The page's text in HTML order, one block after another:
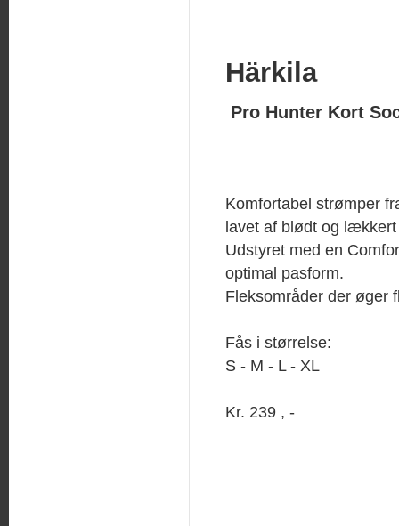
Härkila
Pro Hunter Kort
Komfortabel strømper
lavet af blødt og
Udstyret med en
optimal pasform.
Fleksområder der øger
Fås i størrelse:
S - M - L - XL
Kr. 239 , -